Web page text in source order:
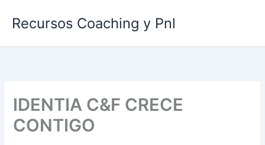
Recursos Coaching y Pnl
IDENTIA C&F CRECE
CONTIGO